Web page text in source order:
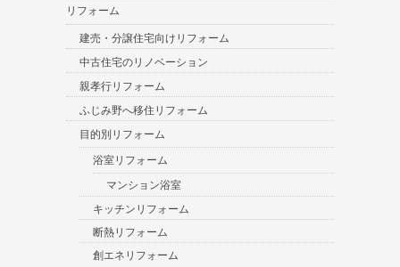
リフォーム
建売・分譲住宅向けリフォーム
中古住宅のリノベーション
親孝行リフォーム
ふじみ野へ移住リフォーム
目的別リフォーム
浴室リフォーム
マンション浴室
キッチンリフォーム
断熱リフォーム
創エネリフォーム